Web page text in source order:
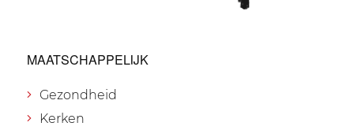
MAATSCHAPPELIJK
Gezondheid
Kerken